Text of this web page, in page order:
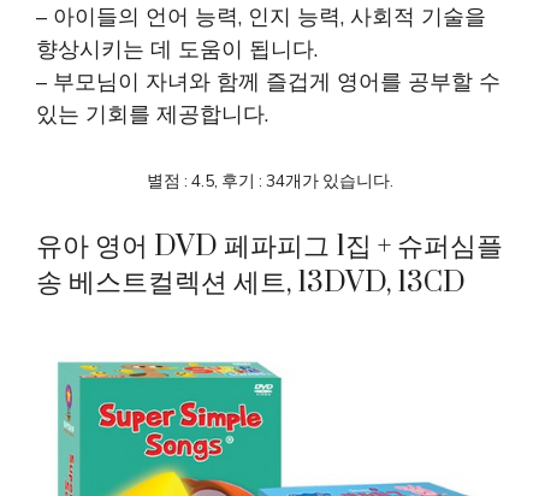
– 아이들의 언어 능력, 인지 능력, 사회적 기술을
향상시키는 데 도움이 됩니다.
– 부모님이 자녀와 함께 즐겁게 영어를 공부할 수
있는 기회를 제공합니다.
별점 : 4.5, 후기 : 34개가 있습니다.
유아 영어 DVD 페파피그 1집 + 슈퍼심플
송 베스트컬렉션 세트, 13DVD, 13CD